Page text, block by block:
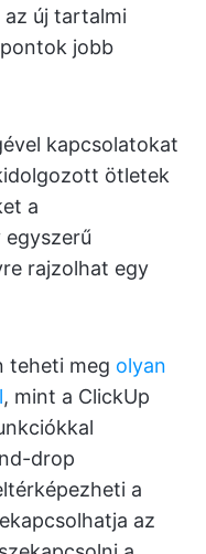
az új tartalmi
jobb
kapcsolatokat
ötletek
a
egyszerű
rajzolhat egy
teheti meg olyan
, mint a ClickUp
drop
a
az